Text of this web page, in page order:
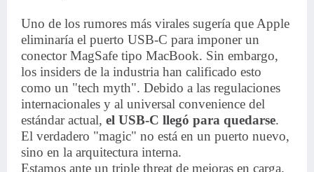
Uno de los rumores más virales sugería que Apple
eliminaría el puerto USB-C para imponer un
conector MagSafe tipo MacBook. Sin embargo,
los insiders de la industria han calificado esto
como un "tech myth". Debido a las regulaciones
internacionales y al universal convenience del
estándar actual, el USB-C llegó para quedarse.
El verdadero "magic" no está en un puerto nuevo,
sino en la arquitectura interna.
Estamos ante un triple threat de mejoras en carga.